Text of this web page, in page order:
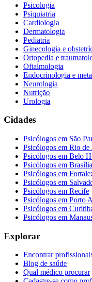
Psicologia
Psiquiatria
Cardiologia
Dermatologia
Pediatria
Ginecologia e
Ortopedia e
Oftalmologia
Endocrinologia e
Neurologia
Nutrição
Urologia
Cidades
Psicólogos em São
Psicólogos em Rio de
Psicólogos em Belo
Psicólogos em Brasília
Psicólogos em
Psicólogos em
Psicólogos em Recife
Psicólogos em Porto
Psicólogos em
Psicólogos em
Explorar
Encontrar
Blog de saúde
Qual médico procurar